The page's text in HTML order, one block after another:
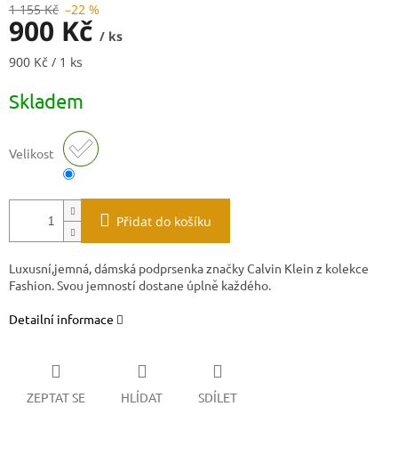
1 155 Kč –22 %
900 Kč / ks
Měrná
900 Kč / 1 ks
Skladem
Velikost
Přidat do košíku
Luxusní,jemná, dámská podprsenka značky Calvin Klein z kolekce
Fashion. Svou jemností dostane úplně každého.
Detailní informace
ZEPTAT SE HLÍDAT SDÍLET